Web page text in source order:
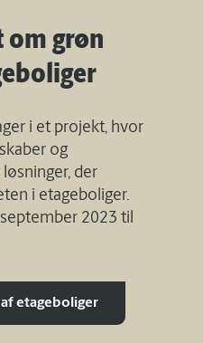
grøn
i et projekt, hvor
og
der
i etageboliger.
2023 til
etageboliger